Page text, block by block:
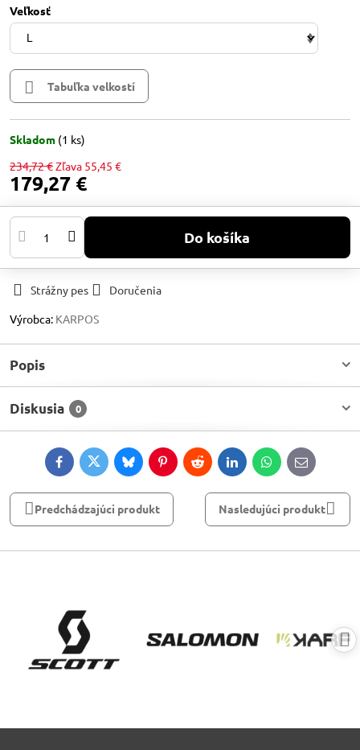
Veľkosť
Tabuľka velkostí
Skladom (1 ks)
234,72 €Zľava 55,45 €
179,27 €
Do košíka
Strážny pes
Doručenia
Výrobca: KARPOS
Popis
Diskusia 0
FacebookTwitterBlueskyPinterestRedditLinkedInWhatsApp
E-
mail
Predchádzajúci produkt Nasledujúci produkt